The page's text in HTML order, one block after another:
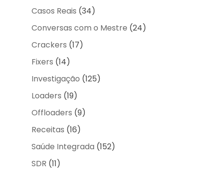
Casos Reais (34)
Conversas com o Mestre (24)
Crackers (17)
Fixers (14)
Investigação (125)
Loaders (19)
Offloaders (9)
Receitas (16)
Saúde Integrada (152)
SDR (11)